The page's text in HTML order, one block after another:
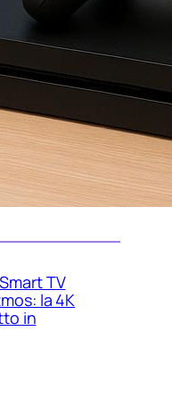
con
il
il
TV
la 4K
in